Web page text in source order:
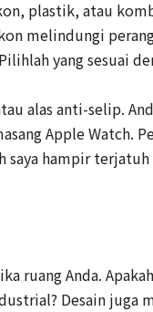
plastik, atau
melindungi
yang sesuai
alas anti-selip.
Apple Watch.
saya hampir terjatuh
ruang Anda.
Desain juga